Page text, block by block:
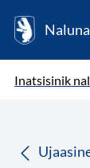
Inatsisinik